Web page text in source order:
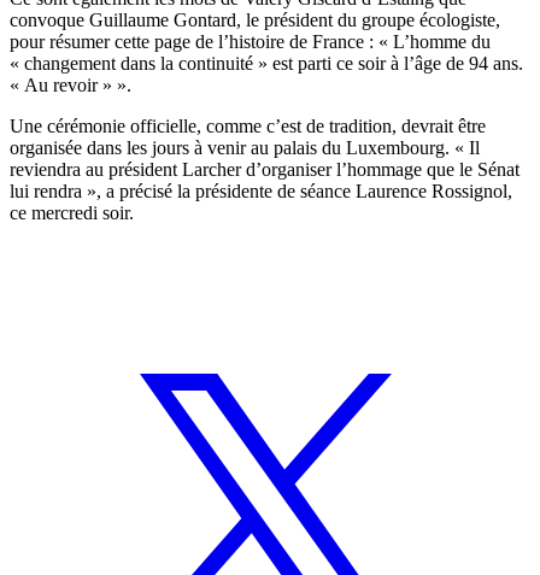
convoque Guillaume Gontard, le président du groupe écologiste,
pour résumer cette page de l’histoire de France : « L’homme du
« changement dans la continuité » est parti ce soir à l’âge de 94 ans.
« Au revoir » ».
Une cérémonie officielle, comme c’est de tradition, devrait être
organisée dans les jours à venir au palais du Luxembourg. « Il
reviendra au président Larcher d’organiser l’hommage que le Sénat
lui rendra », a précisé la présidente de séance Laurence Rossignol,
ce mercredi soir.